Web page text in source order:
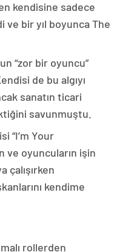
kendisine sadece
ve bir yıl boyunca The
“zor bir oyuncu”
de bu algıyı
sanatın ticari
savunmuştu.
“I’m Your
ve oyuncuların işin
çalışırken
kendime
rollerden